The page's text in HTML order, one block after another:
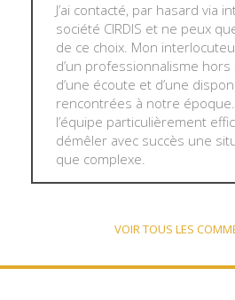
J’ai contacté, par hasard via
société CIRDIS et ne peux
de ce choix. Mon
d’un professionnalisme hors
d’une écoute et d’une
rencontrées à notre
l’équipe particulièrement
démêler avec succès une
que complexe.
VOIR TOUS LES